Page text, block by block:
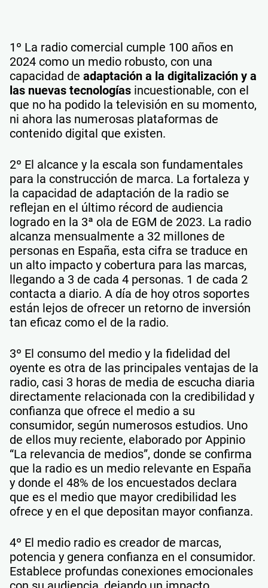
1º La radio comercial cumple 100 años en
2024 como un medio robusto, con una
capacidad de adaptación a la digitalización y a
las nuevas tecnologías incuestionable, con el
que no ha podido la televisión en su momento,
ni ahora las numerosas plataformas de
contenido digital que existen.
2º El alcance y la escala son fundamentales
para la construcción de marca. La fortaleza y
la capacidad de adaptación de la radio se
reflejan en el último récord de audiencia
logrado en la 3ª ola de EGM de 2023. La radio
alcanza mensualmente a 32 millones de
personas en España, esta cifra se traduce en
un alto impacto y cobertura para las marcas,
llegando a 3 de cada 4 personas. 1 de cada 2
contacta a diario. A día de hoy otros soportes
están lejos de ofrecer un retorno de inversión
tan eficaz como el de la radio.
3º El consumo del medio y la fidelidad del
oyente es otra de las principales ventajas de la
radio, casi 3 horas de media de escucha diaria
directamente relacionada con la credibilidad y
confianza que ofrece el medio a su
consumidor, según numerosos estudios. Uno
de ellos muy reciente, elaborado por Appinio
“La relevancia de medios”, donde se confirma
que la radio es un medio relevante en España
y donde el 48% de los encuestados declara
que es el medio que mayor credibilidad les
ofrece y en el que depositan mayor confianza.
4º El medio radio es creador de marcas,
potencia y genera confianza en el consumidor.
Establece profundas conexiones emocionales